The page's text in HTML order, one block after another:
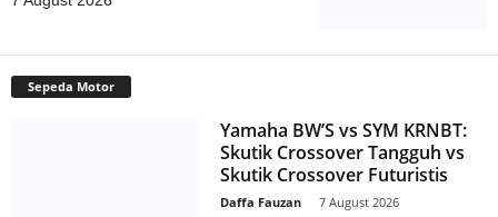
Sepeda Motor
Yamaha BW’S vs SYM KRNBT:
Skutik Crossover Tangguh vs
Skutik Crossover Futuristis
Daffa Fauzan 7 August 2026